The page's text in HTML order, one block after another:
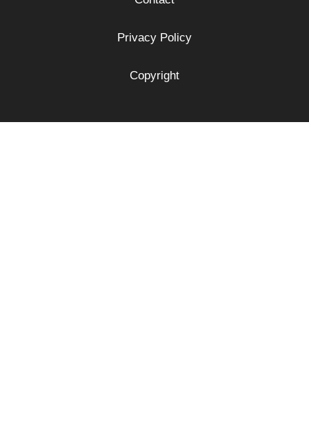
Privacy Policy
Copyright